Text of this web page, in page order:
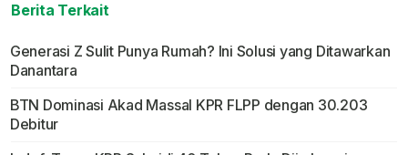
Berita Terkait
Generasi Z Sulit Punya Rumah? Ini Solusi yang Ditawarkan
Danantara
BTN Dominasi Akad Massal KPR FLPP dengan 30.203
Debitur